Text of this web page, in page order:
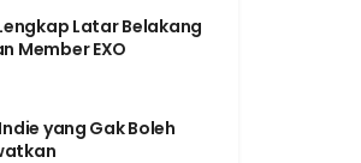
Latar Belakang
Member EXO
yang Gak Boleh